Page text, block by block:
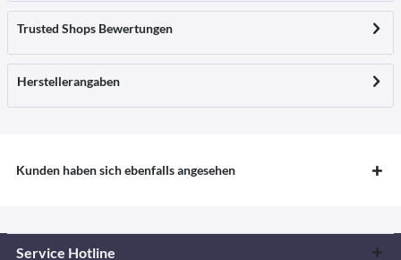
Trusted Shops Bewertungen
Herstellerangaben
Kunden haben sich ebenfalls angesehen
Service Hotline